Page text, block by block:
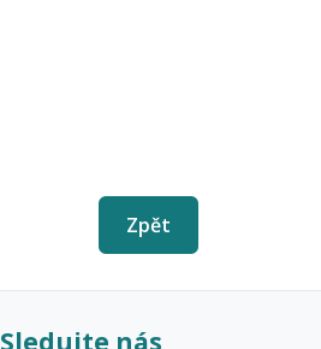
Zpět
Sledujte nás